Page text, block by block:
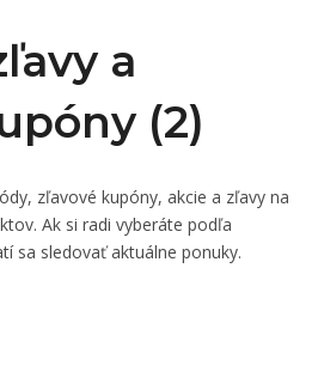
a
(2)
zľavové kupóny, akcie a zľavy na
Ak si radi vyberáte podľa
sa sledovať aktuálne ponuky.